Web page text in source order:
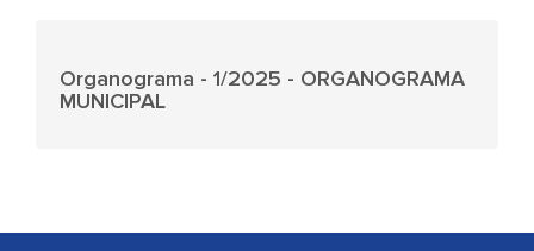
Organograma - 1/2025 - ORGANOGRAMA
MUNICIPAL